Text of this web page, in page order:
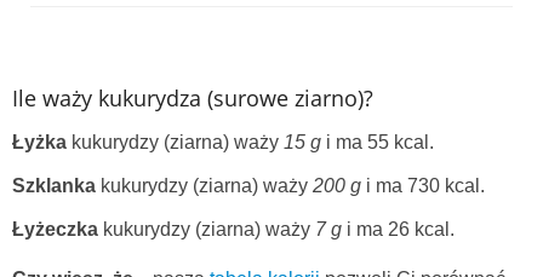
Ile waży kukurydza (surowe ziarno)?
Łyżka kukurydzy (ziarna) waży 15 g i ma 55 kcal.
Szklanka kukurydzy (ziarna) waży 200 g i ma 730 kcal.
Łyżeczka kukurydzy (ziarna) waży 7 g i ma 26 kcal.